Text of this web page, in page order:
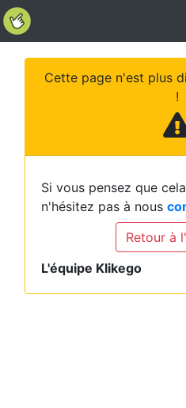
Cette page n'est plus
!
Si vous pensez que
n'hésitez pas à nous
Retour à
L'équipe Klikego